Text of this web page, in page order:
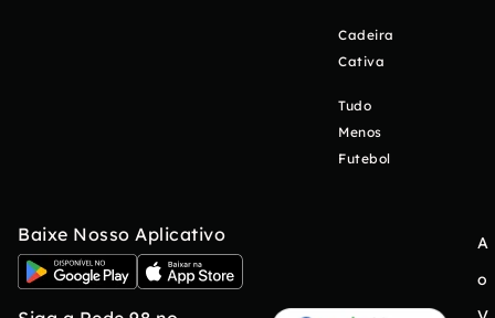
Cadeira
Cativa
Tudo
Menos
Futebol
Baixe Nosso Aplicativo
A
o